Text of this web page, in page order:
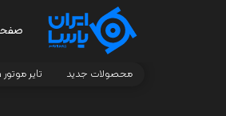
محصولات جدید تایر